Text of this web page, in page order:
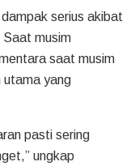
serius akibat
Saat musim
saat musim
utama yang
pasti sering
ungkap